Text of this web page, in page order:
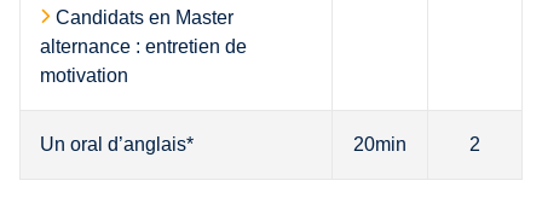
Candidats en Master
alternance : entretien de
motivation
Un oral d’anglais* 20min 2